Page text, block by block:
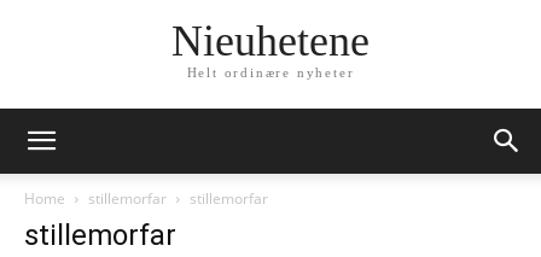
Nieuhetene
Helt ordinære nyheter
Home stillemorfar stillemorfar
stillemorfar